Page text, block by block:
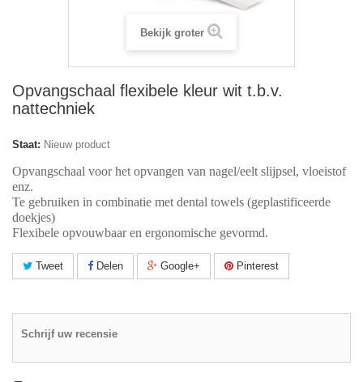
Bekijk groter
Opvangschaal flexibele kleur wit t.b.v.
nattechniek
Staat: Nieuw product
Opvangschaal voor het opvangen van nagel/eelt slijpsel, vloeistof
enz.
Te gebruiken in combinatie met dental towels (geplastificeerde
doekjes)
Flexibele opvouwbaar en ergonomische gevormd.
Tweet Delen Google+ Pinterest
Schrijf uw recensie